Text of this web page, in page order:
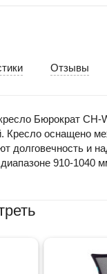
Отзывы
Бюрократ
Кресло оснащено
долговечность
910-1040